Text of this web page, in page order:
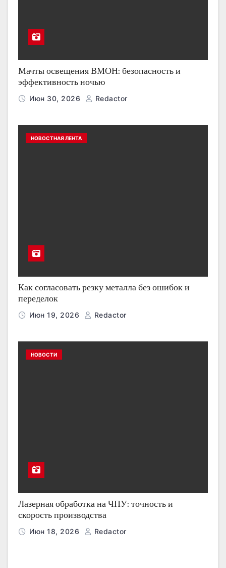
Мачты освещения ВМОН: безопасность и
эффективность ночью
Июн 30, 2026 Redactor
НОВОСТНАЯ ЛЕНТА
Как согласовать резку металла без ошибок и
переделок
Июн 19, 2026 Redactor
НОВОСТИ
Лазерная обработка на ЧПУ: точность и
скорость производства
Июн 18, 2026 Redactor